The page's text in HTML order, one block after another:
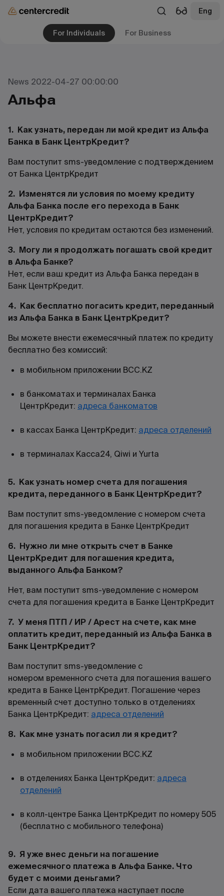
Eng
For Individuals For Business
News 2022-04-27 00:00:00
Альфа
1. Как узнать, передан ли мой кредит из Альфа
Банка в Банк ЦентрКредит?
Вам поступит sms-уведомление с подтверждением
от Банка ЦентрКредит
2. Изменятся ли условия по моему кредиту
Альфа Банка после его перехода в Банк
ЦентрКредит?
Нет, условия по кредитам остаются без изменений.
3. Могу ли я продолжать погашать свой кредит
в Альфа Банке?
Нет, если ваш кредит из Альфа Банка передан в
Банк ЦентрКредит.
4. Как бесплатно погасить кредит, переданный
из Альфа Банка в Банк ЦентрКредит?
Вы можете внести ежемесячный платеж по кредиту
бесплатно без комиссий:
в мобильном приложении BCC.KZ
в банкоматах и терминалах Банка
ЦентрКредит: адреса банкоматов
в кассах Банка ЦентрКредит: адреса отделений
в терминалах Касса24, Qiwi и Yurta
5. Как узнать номер счета для погашения
кредита, переданного в Банк ЦентрКредит?
Вам поступит sms-уведомление с номером счета
для погашения кредита в Банке ЦентрКредит
6. Нужно ли мне открыть счет в Банке
ЦентрКредит для погашения кредита,
выданного Альфа Банком?
Нет, вам поступит sms-уведомление с номером
счета для погашения кредита в Банке ЦентрКредит
7. У меня ПТП / ИР / Арест на счете, как мне
оплатить кредит, переданный из Альфа Банка в
Банк ЦентрКредит?
Вам поступит sms-уведомление с
номером временного счета для погашения вашего
кредита в Банке ЦентрКредит. Погашение через
временный счет доступно только в отделениях
Банка ЦентрКредит: адреса отделений
8. Как мне узнать погасил ли я кредит?
в мобильном приложении BCC.KZ
в отделениях Банка ЦентрКредит: адреса
отделений
в колл-центре Банка ЦентрКредит по номеру 505
(бесплатно с мобильного телефона)
9. Я уже внес деньги на погашение
ежемесячного платежа в Альфа Банке. Что
будет с моими деньгами?
Если дата вашего платежа наступает после